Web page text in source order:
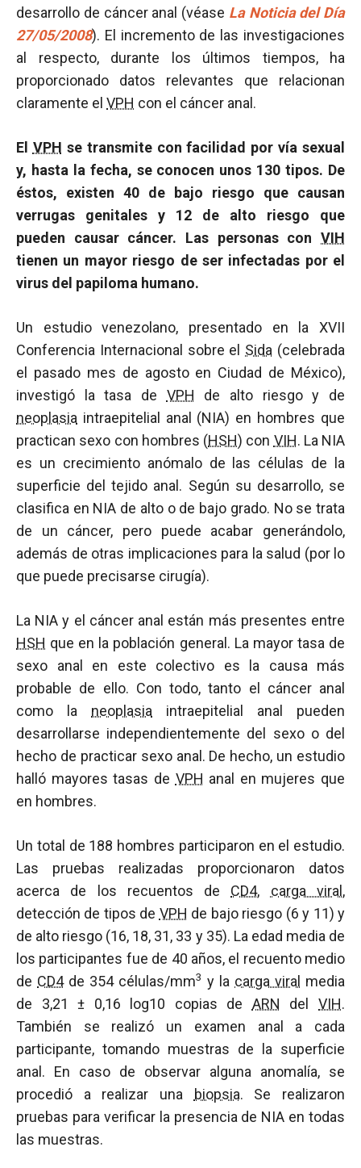
desarrollo de cáncer anal (véase La Noticia del Día
27/05/2008). El incremento de las investigaciones
al respecto, durante los últimos tiempos, ha
proporcionado datos relevantes que relacionan
claramente el VPH con el cáncer anal.
El VPH se transmite con facilidad por vía sexual
y, hasta la fecha, se conocen unos 130 tipos. De
éstos, existen 40 de bajo riesgo que causan
verrugas genitales y 12 de alto riesgo que
pueden causar cáncer. Las personas con VIH
tienen un mayor riesgo de ser infectadas por el
virus del papiloma humano.
Un estudio venezolano, presentado en la XVII
Conferencia Internacional sobre el Sida (celebrada
el pasado mes de agosto en Ciudad de México),
investigó la tasa de VPH de alto riesgo y de
neoplasia intraepitelial anal (NIA) en hombres que
practican sexo con hombres (HSH) con VIH. La NIA
es un crecimiento anómalo de las células de la
superficie del tejido anal. Según su desarrollo, se
clasifica en NIA de alto o de bajo grado. No se trata
de un cáncer, pero puede acabar generándolo,
además de otras implicaciones para la salud (por lo
que puede precisarse cirugía).
La NIA y el cáncer anal están más presentes entre
HSH que en la población general. La mayor tasa de
sexo anal en este colectivo es la causa más
probable de ello. Con todo, tanto el cáncer anal
como la neoplasia intraepitelial anal pueden
desarrollarse independientemente del sexo o del
hecho de practicar sexo anal. De hecho, un estudio
halló mayores tasas de VPH anal en mujeres que
en hombres.
Un total de 188 hombres participaron en el estudio.
Las pruebas realizadas proporcionaron datos
acerca de los recuentos de CD4, carga viral ,
detección de tipos de VPH de bajo riesgo (6 y 11) y
de alto riesgo (16, 18, 31, 33 y 35). La edad media de
los participantes fue de 40 años, el recuento medio
de CD4de 354 células/mm3 y la carga viral media
de 3,21 ± 0,16 log10 copias de ARN delVIH.
También se realizó un examen anal a cada
participante, tomando muestras de la superficie
anal. En caso de observar alguna anomalía, se
procedió a realizar una
biopsia. Se realizaron
pruebas para verificar la presencia de NIA en todas
las muestras.